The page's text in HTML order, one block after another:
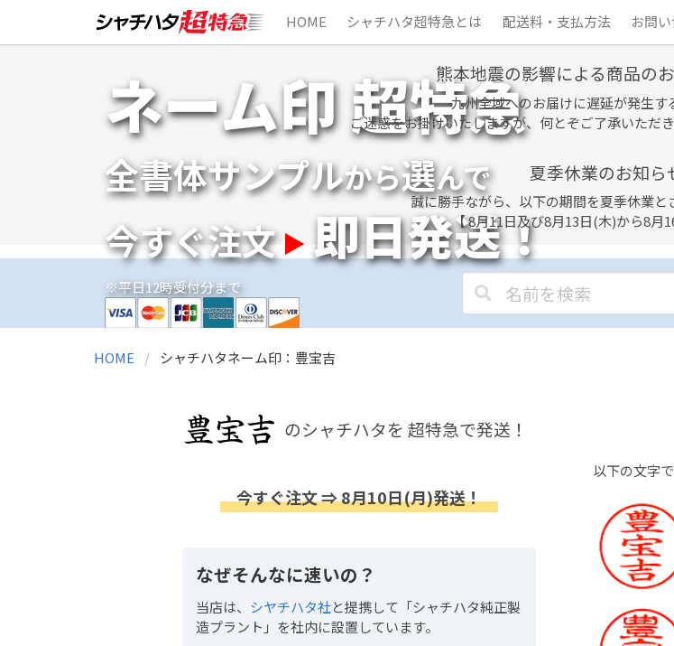
HOME シャチハタ超特急とは 配送料・支払方法 お問
ネーム印 超特急
全書体サンプルから選んで
今すぐ注文 即日発送！
※平日12時受付分まで
熊本地震の影響による商品の
九州全域へのお届けに遅延が発生す
ご迷惑をお掛けいたしますが、何とぞご了承いただ
夏季休業のお知ら
誠に勝手ながら、以下の期間を夏季休業と
【 8月11日及び8月13日(木)から8月
HOME シャチハタネーム印：豊宝吉
のシャチハタを 超特急で発送！
以下の文字
今すぐ注文 ⇒ 8月10日(月)発送！
なぜそんなに速いの？
当店は、 シヤチハタ社と提携して「シャチハタ純正製
造プラント」を社内に設置しています。